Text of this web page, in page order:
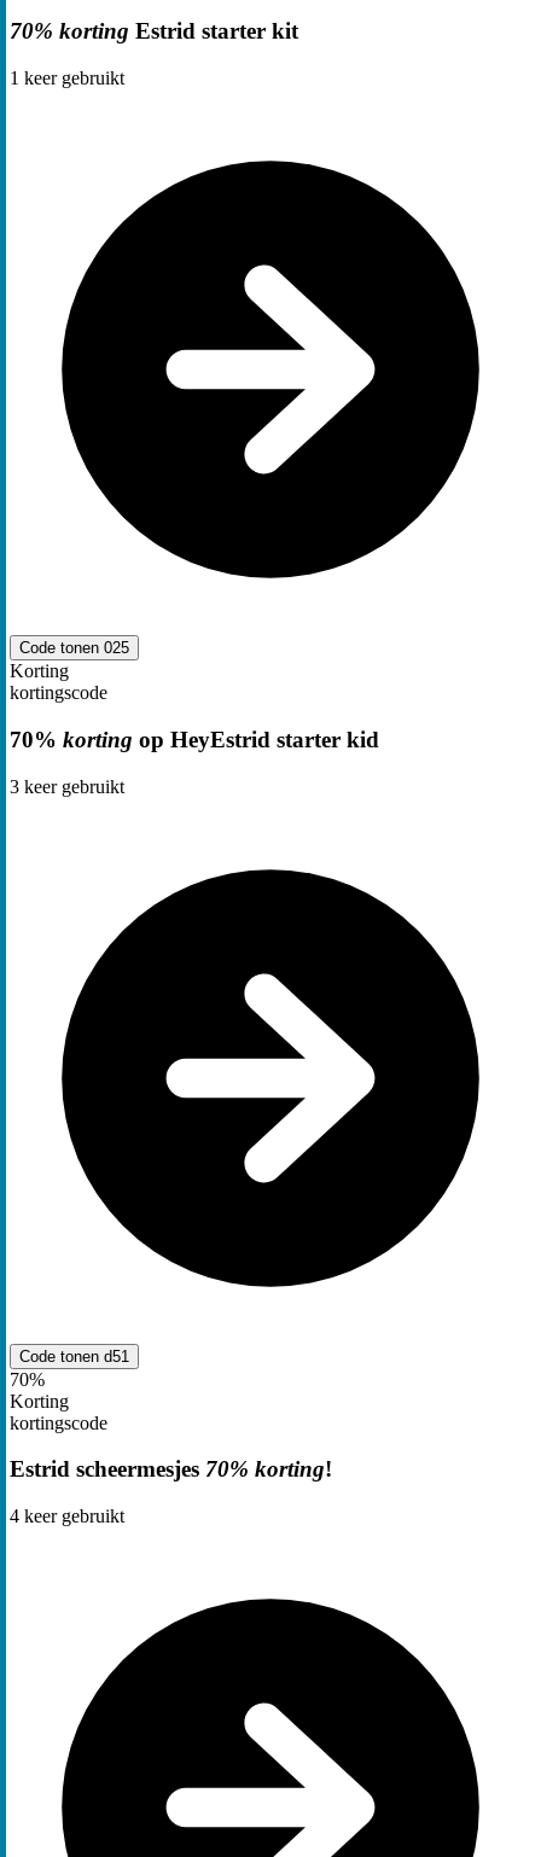
70% korting Estrid starter kit
1 keer gebruikt
Code tonen 025
Korting
kortingscode
70% korting op HeyEstrid starter kid
3 keer gebruikt
Code tonen d51
70%
Korting
kortingscode
Estrid scheermesjes 70% korting!
4 keer gebruikt